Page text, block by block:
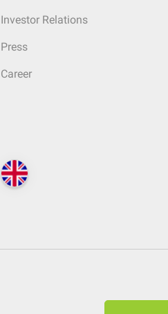
Investor Relations
Press
Career